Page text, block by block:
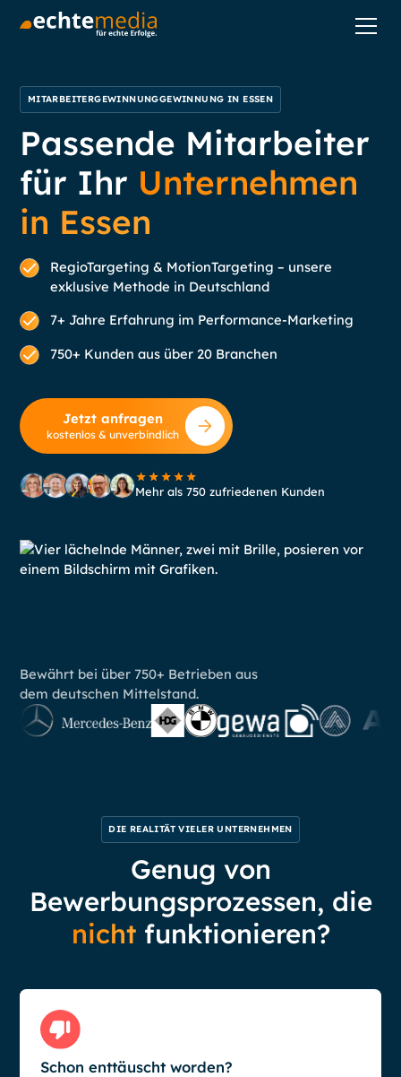
MITARBEITERGEWINNUNGGEWINNUNG IN ESSEN
Passende Mitarbeiter
für Ihr Unternehmen
in Essen
RegioTargeting & MotionTargeting – unsere
exklusive Methode in Deutschland
7+ Jahre Erfahrung im Performance-Marketing
750+ Kunden aus über 20 Branchen
Jetzt anfragen
kostenlos & unverbindlich
Mehr als 750 zufriedenen Kunden
Bewährt bei über 750+ Betrieben aus
dem deutschen Mittelstand.
DIE REALITÄT VIELER UNTERNEHMEN
Genug von
Bewerbungsprozessen, die
nichtfunktionieren?
Schon enttäuscht worden?